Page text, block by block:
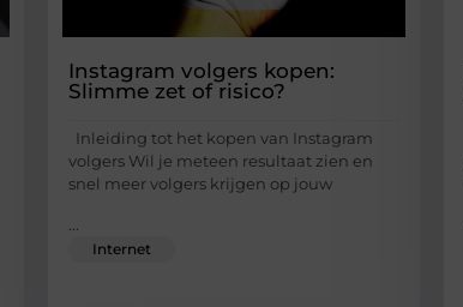
Instagram volgers kopen:
Slimme zet of risico?
Inleiding tot het kopen van Instagram
volgers Wil je meteen resultaat zien en
snel meer volgers krijgen op jouw
Internet